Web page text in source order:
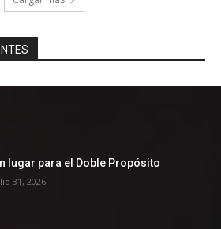
lugar para el Doble Propósito
31, 2026